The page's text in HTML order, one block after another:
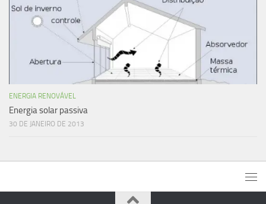
ENERGIA RENOVÁVEL
Energia solar passiva
30 DE JANEIRO DE 2013